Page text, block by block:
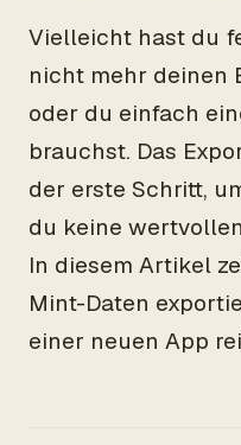
Vielleicht hast du
nicht mehr deinen
oder du einfach
brauchst. Das
der erste Schritt,
du keine
In diesem Artikel
Mint-Daten
einer neuen App